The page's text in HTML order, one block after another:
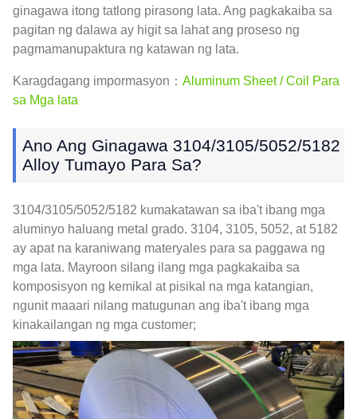
ginagawa itong tatlong pirasong lata. Ang pagkakaiba sa
pagitan ng dalawa ay higit sa lahat ang proseso ng
pagmamanupaktura ng katawan ng lata.
Karagdagang impormasyon： Aluminum Sheet / Coil Para
sa Mga lata
Ano Ang Ginagawa 3104/3105/5052/5182
Alloy Tumayo Para Sa?
3104/3105/5052/5182 kumakatawan sa iba't ibang mga
aluminyo haluang metal grado. 3104, 3105, 5052, at 5182
ay apat na karaniwang materyales para sa paggawa ng
mga lata. Mayroon silang ilang mga pagkakaiba sa
komposisyon ng kemikal at pisikal na mga katangian,
ngunit maaari nilang matugunan ang iba't ibang mga
kinakailangan ng mga customer;